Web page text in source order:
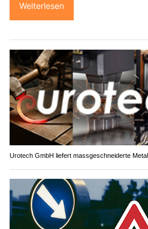
Weiterlesen
Urotech GmbH liefert massgeschneiderte